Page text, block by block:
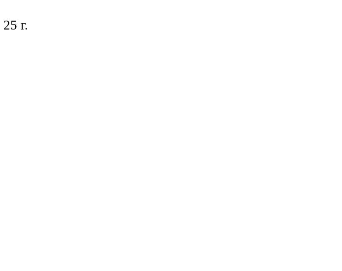
г.